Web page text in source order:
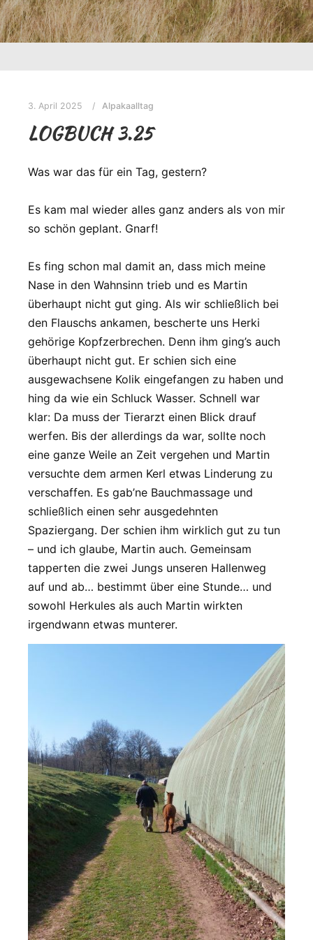
3. April 2025 Alpakaalltag
LOGBUCH 3.25
Was war das für ein Tag, gestern?
Es kam mal wieder alles ganz anders als von mir
so schön geplant. Gnarf!
Es fing schon mal damit an, dass mich meine
Nase in den Wahnsinn trieb und es Martin
überhaupt nicht gut ging. Als wir schließlich bei
den Flauschs ankamen, bescherte uns Herki
gehörige Kopfzerbrechen. Denn ihm ging’s auch
überhaupt nicht gut. Er schien sich eine
ausgewachsene Kolik eingefangen zu haben und
hing da wie ein Schluck Wasser. Schnell war
klar: Da muss der Tierarzt einen Blick drauf
werfen. Bis der allerdings da war, sollte noch
eine ganze Weile an Zeit vergehen und Martin
versuchte dem armen Kerl etwas Linderung zu
verschaffen. Es gab’ne Bauchmassage und
schließlich einen sehr ausgedehnten
Spaziergang. Der schien ihm wirklich gut zu tun
– und ich glaube, Martin auch. Gemeinsam
tapperten die zwei Jungs unseren Hallenweg
auf und ab… bestimmt über eine Stunde… und
sowohl Herkules als auch Martin wirkten
irgendwann etwas munterer.